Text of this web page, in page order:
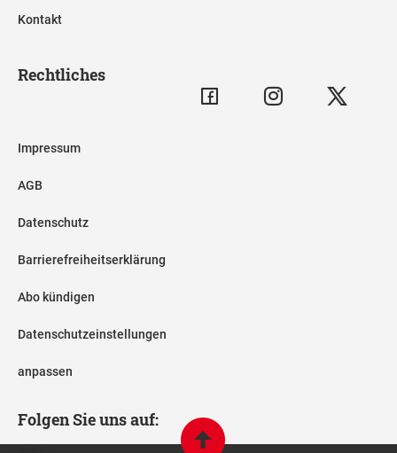
Kontakt
Rechtliches
Impressum
AGB
Datenschutz
Barrierefreiheitserklärung
Abo kündigen
Datenschutzeinstellungen
anpassen
Folgen Sie uns auf: